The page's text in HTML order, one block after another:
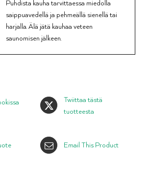
Puhdista kauha tarvittaessa miedolla
saippuavedellä ja ­pehmeällä sienellä tai
harjalla. Älä jätä kauhaa veteen
saunomisen jälkeen.
Twiittaa tästä
tuotteesta
Email This Product